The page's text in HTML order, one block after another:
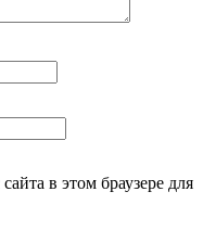
в этом браузере для